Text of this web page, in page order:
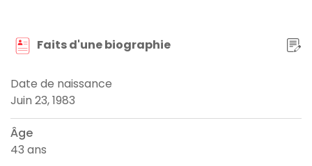
Faits d'une biographie
Date de naissance
Juin 23, 1983
Âge
43 ans